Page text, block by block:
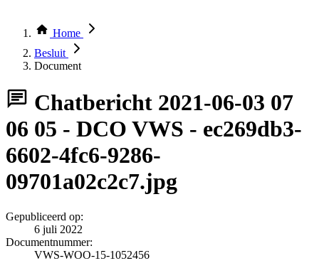
Thema COVID-19
Bekijk per bestuursorgaan
Home
Besluit
Document
Chatbericht 2021-06-03 07
06 05 - DCO VWS - ec269db3-
6602-4fc6-9286-
09701a02c2c7.jpg
Gepubliceerd op:
6 juli 2022
Documentnummer:
VWS-WOO-15-1052456